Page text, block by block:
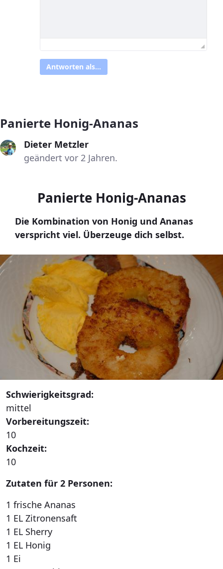
Antworten als...
Panierte Honig-Ananas
Dieter Metzler
geändert vor 2 Jahren.
Panierte Honig-Ananas
Die Kombination von Honig und Ananas
verspricht viel. Überzeuge dich selbst.
Schwierigkeitsgrad:
mittel
Vorbereitungszeit:
10
Kochzeit:
10
Zutaten für 2 Personen:
1 frische Ananas
1 EL Zitronensaft
1 EL Sherry
1 EL Honig
1 Ei